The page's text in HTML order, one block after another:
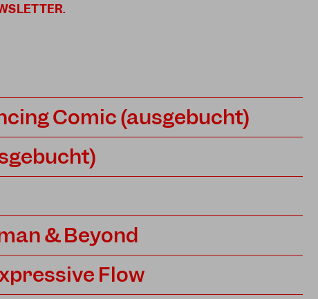
.
Comic (ausgebucht)
& Beyond
Flow